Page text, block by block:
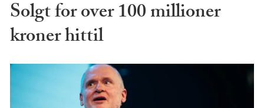
Solgt for over 100 millioner
kroner hittil